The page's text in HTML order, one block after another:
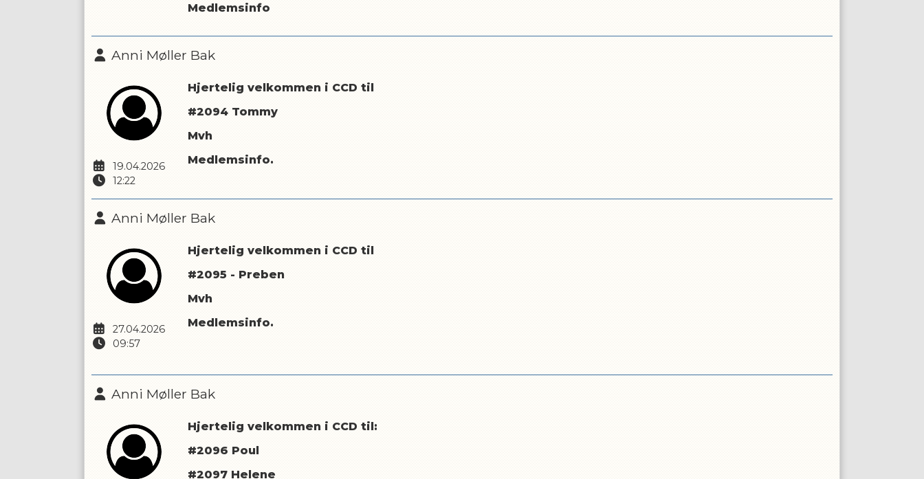
Medlemsinfo
Anni Møller Bak
19.04.2026
12:22
Hjertelig velkommen i CCD til
#2094 Tommy
Mvh
Medlemsinfo.
Anni Møller Bak
27.04.2026
09:57
Hjertelig velkommen i CCD til
#2095 - Preben
Mvh
Medlemsinfo.
Anni Møller Bak
Hjertelig velkommen i CCD til:
#2096 Poul
#2097 Helene